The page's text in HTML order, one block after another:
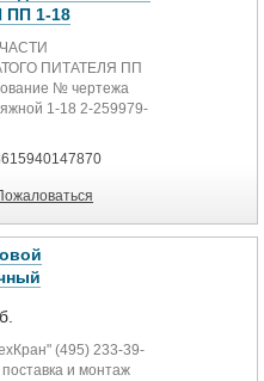
ПП 1-18
ПИТАТЕЛЯ ПП
№ чертежа
1-18 2-259979-
(495) 233-39-
и монтаж